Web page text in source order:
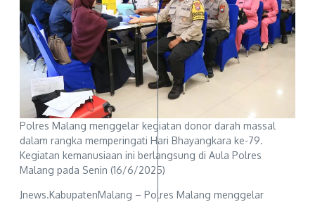
Polres Malang menggelar kegiatan donor darah massal
dalam rangka memperingati Hari Bhayangkara ke-79.
Kegiatan kemanusiaan ini berlangsung di Aula Polres
Malang pada Senin (16/6/2025)
Jnews.KabupatenMalang – Polres Malang menggelar